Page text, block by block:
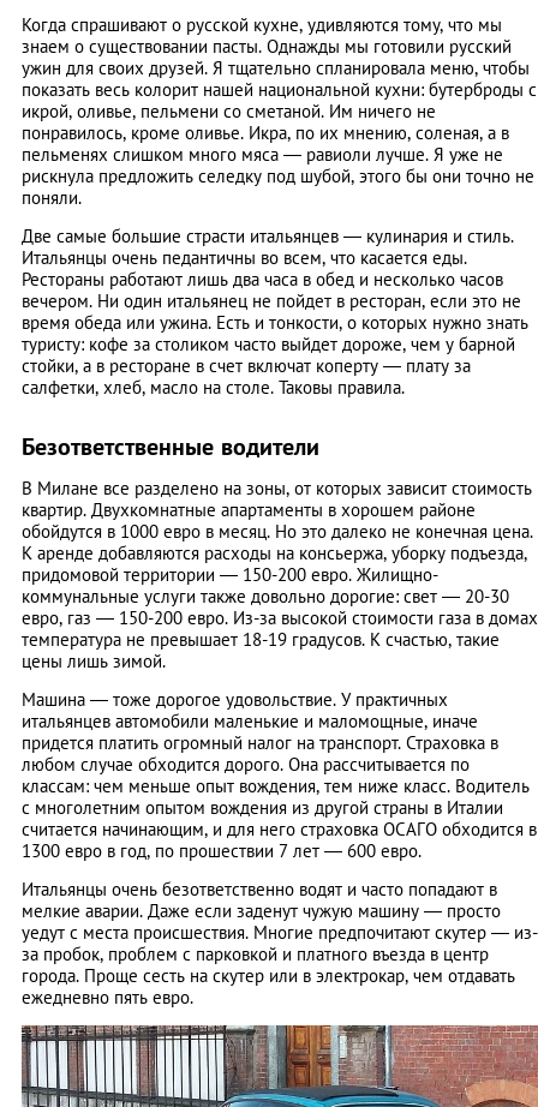
Когда спрашивают о русской кухне, удивляются тому, что мы
знаем о существовании пасты. Однажды мы готовили русский
ужин для своих друзей. Я тщательно спланировала меню, чтобы
показать весь колорит нашей национальной кухни: бутерброды с
икрой, оливье, пельмени со сметаной. Им ничего не
понравилось, кроме оливье. Икра, по их мнению, соленая, а в
пельменях слишком много мяса — равиоли лучше. Я уже не
рискнула предложить селедку под шубой, этого бы они точно не
поняли.
Две самые большие страсти итальянцев — кулинария и стиль.
Итальянцы очень педантичны во всем, что касается еды.
Рестораны работают лишь два часа в обед и несколько часов
вечером. Ни один итальянец не пойдет в ресторан, если это не
время обеда или ужина. Есть и тонкости, о которых нужно знать
туристу: кофе за столиком часто выйдет дороже, чем у барной
стойки, а в ресторане в счет включат коперту — плату за
салфетки, хлеб, масло на столе. Таковы правила.
Безответственные водители
В Милане все разделено на зоны, от которых зависит стоимость
квартир. Двухкомнатные апартаменты в хорошем районе
обойдутся в 1000 евро в месяц. Но это далеко не конечная цена.
К аренде добавляются расходы на консьержа, уборку подъезда,
придомовой территории — 150-200 евро. Жилищно-
коммунальные услуги также довольно дорогие: свет — 20-30
евро, газ — 150-200 евро. Из-за высокой стоимости газа в домах
температура не превышает 18-19 градусов. К счастью, такие
цены лишь зимой.
Машина — тоже дорогое удовольствие. У практичных
итальянцев автомобили маленькие и маломощные, иначе
придется платить огромный налог на транспорт. Страховка в
любом случае обходится дорого. Она рассчитывается по
классам: чем меньше опыт вождения, тем ниже класс. Водитель
с многолетним опытом вождения из другой страны в Италии
считается начинающим, и для него страховка ОСАГО обходится в
1300 евро в год, по прошествии 7 лет — 600 евро.
Итальянцы очень безответственно водят и часто попадают в
мелкие аварии. Даже если заденут чужую машину — просто
уедут с места происшествия. Многие предпочитают скутер — из-
за пробок, проблем с парковкой и платного въезда в центр
города. Проще сесть на скутер или в электрокар, чем отдавать
ежедневно пять евро.